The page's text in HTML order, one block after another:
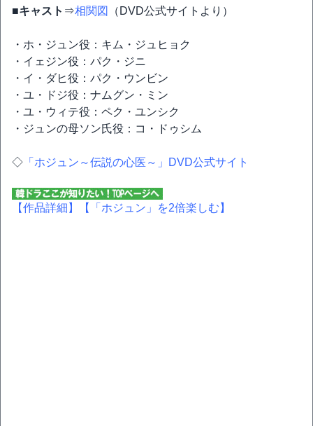
■キャスト ⇒相関図 （DVD公式サイトより）
・ホ・ジュン役：キム・ジュヒョク
・イェジン役：パク・ジニ
・イ・ダヒ役：パク・ウンビン
・ユ・ドジ役：ナムグン・ミン
・ユ・ウィテ役：ペク・ユンシク
・ジュンの母ソン氏役：コ・ドゥシム
◇ 「ホジュン～伝説の心医～」DVD公式サイト
【作品詳細】 【「ホジュン」を2倍楽しむ】